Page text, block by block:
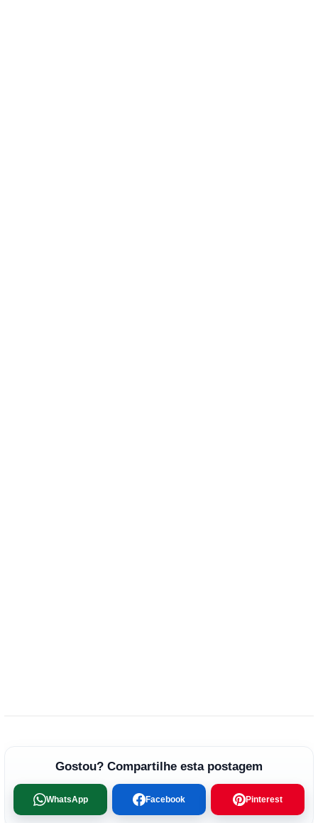
Gostou? Compartilhe esta postagem
WhatsApp Facebook Pinterest